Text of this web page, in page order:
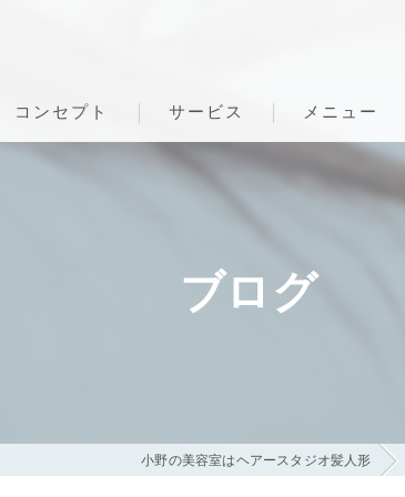
コンセプト サービス メニュー
ブログ
小野の美容室はヘアースタジオ髪人形